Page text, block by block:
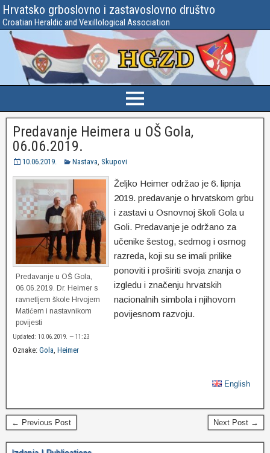
Hrvatsko grboslovno i zastavoslovno društvo
Croatian Heraldic and Vexillological Association
Predavanje Heimera u OŠ Gola,
06.06.2019.
10.06.2019. Nastava, Skupovi
Predavanje u OŠ Gola,
06.06.2019. Dr. Heimer s
ravnetljem škole Hrvojem
Matićem i nastavnikom
povijesti
Željko Heimer održao je 6. lipnja
2019. predavanje o hrvatskom grbu
i zastavi u Osnovnoj školi Gola u
Goli. Predavanje je održano za
učenike šestog, sedmog i osmog
razreda, koji su se imali prilike
ponoviti i proširiti svoja znanja o
izgledu i značenju hrvatskih
nacionalnih simbola i njihovom
povijesnom razvoju.
Updated: 10.06.2019. — 11:23
Oznake: Gola, Heimer
English
← Previous Post Next Post →